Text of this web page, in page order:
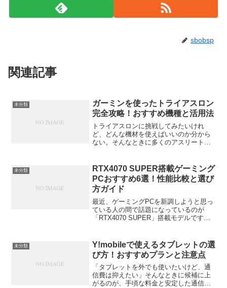
sbobsp
関連記事
未分類
ガーミンを使ったトライアスロン
完全攻略！おすすめ機種と活用法
トライアスロンに挑戦してみたいけれ
ど、どんな機材を使えばいいのか分から
ない。そんなときに多くのアスリートが
イク、スイム――3種目すべてをカバーす
るGarminは、まさ...
未分類
RTX4070 SUPER搭載ゲーミング
PCおすすめ6選！性能比較と選び
方ガイド
最近、ゲーミングPCを新調しようと思っ
ている人の間で話題になっているのが
「RTX4070 SUPER」搭載モデルです。
1440p（WQHD）ゲーミングでは理想的
な選択肢と言...
未分類
Y!mobileで使えるタブレットの選
び方！おすすめプランと注意点
「タブレットを外でも使いたいけど、通
信費は抑えたい」そんなときに候補に上
がるのが、手頃な料金と安定した通信で